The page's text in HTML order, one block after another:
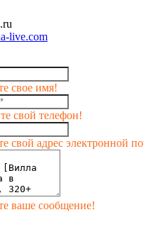
live.com
свое имя!
свой телефон!
свой адрес электронной
ваше сообщение!